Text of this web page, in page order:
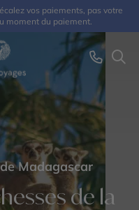
vos paiements, pas votre
moment du paiement.
Madagascar
de la